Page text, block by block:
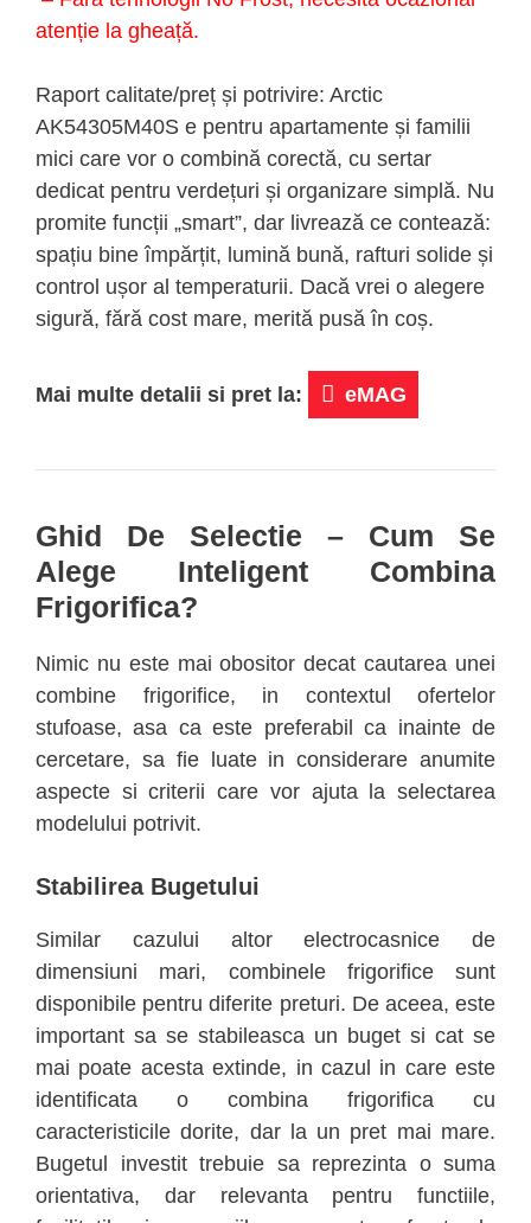
atenție la gheață.
Raport calitate/preț și potrivire: Arctic
AK54305M40S e pentru apartamente și familii
mici care vor o combină corectă, cu sertar
dedicat pentru verdețuri și organizare simplă. Nu
promite funcții „smart”, dar livrează ce contează:
spațiu bine împărțit, lumină bună, rafturi solide și
control ușor al temperaturii. Dacă vrei o alegere
sigură, fără cost mare, merită pusă în coș.
Mai multe detalii si pret la: eMAG
Ghid De Selectie – Cum Se
Alege Inteligent Combina
Frigorifica?
Nimic nu este mai obositor decat cautarea unei
combine frigorifice, in contextul ofertelor
stufoase, asa ca este preferabil ca inainte de
cercetare, sa fie luate in considerare anumite
aspecte si criterii care vor ajuta la selectarea
modelului potrivit.
Stabilirea Bugetului
Similar cazului altor electrocasnice de
dimensiuni mari, combinele frigorifice sunt
disponibile pentru diferite preturi. De aceea, este
important sa se stabileasca un buget si cat se
mai poate acesta extinde, in cazul in care este
identificata o combina frigorifica cu
caracteristicile dorite, dar la un pret mai mare.
Bugetul investit trebuie sa reprezinta o suma
orientativa, dar relevanta pentru functiile,